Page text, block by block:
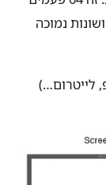
נמוכה
לייטרום…)